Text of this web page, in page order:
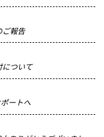
報告
ついて
ートへ